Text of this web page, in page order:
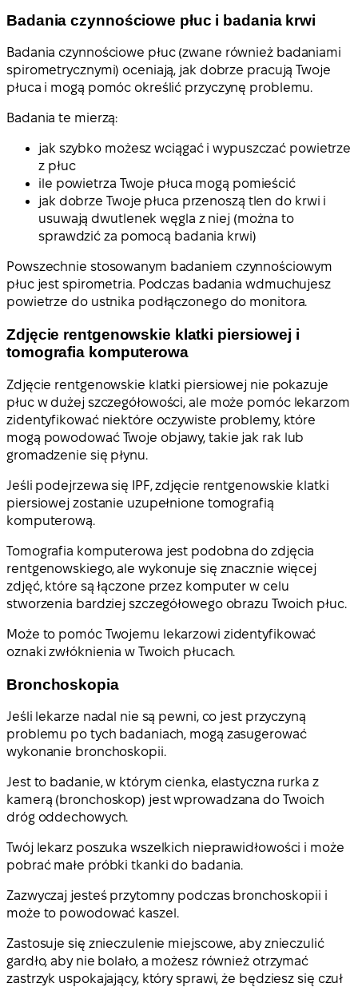
Badania czynnościowe płuc i badania krwi
Badania czynnościowe płuc (zwane również badaniami
spirometrycznymi) oceniają, jak dobrze pracują Twoje
płuca i mogą pomóc określić przyczynę problemu.
Badania te mierzą:
jak szybko możesz wciągać i wypuszczać powietrze
z płuc
ile powietrza Twoje płuca mogą pomieścić
jak dobrze Twoje płuca przenoszą tlen do krwi i
usuwają dwutlenek węgla z niej (można to
sprawdzić za pomocą badania krwi)
Powszechnie stosowanym badaniem czynnościowym
płuc jest spirometria. Podczas badania wdmuchujesz
powietrze do ustnika podłączonego do monitora.
Zdjęcie rentgenowskie klatki piersiowej i
tomografia komputerowa
Zdjęcie rentgenowskie klatki piersiowej nie pokazuje
płuc w dużej szczegółowości, ale może pomóc lekarzom
zidentyfikować niektóre oczywiste problemy, które
mogą powodować Twoje objawy, takie jak rak lub
gromadzenie się płynu.
Jeśli podejrzewa się IPF, zdjęcie rentgenowskie klatki
piersiowej zostanie uzupełnione tomografią
komputerową.
Tomografia komputerowa jest podobna do zdjęcia
rentgenowskiego, ale wykonuje się znacznie więcej
zdjęć, które są łączone przez komputer w celu
stworzenia bardziej szczegółowego obrazu Twoich płuc.
Może to pomóc Twojemu lekarzowi zidentyfikować
oznaki zwłóknienia w Twoich płucach.
Bronchoskopia
Jeśli lekarze nadal nie są pewni, co jest przyczyną
problemu po tych badaniach, mogą zasugerować
wykonanie bronchoskopii.
Jest to badanie, w którym cienka, elastyczna rurka z
kamerą (bronchoskop) jest wprowadzana do Twoich
dróg oddechowych.
Twój lekarz poszuka wszelkich nieprawidłowości i może
pobrać małe próbki tkanki do badania.
Zazwyczaj jesteś przytomny podczas bronchoskopii i
może to powodować kaszel.
Zastosuje się znieczulenie miejscowe, aby znieczulić
gardło, aby nie bolało, a możesz również otrzymać
zastrzyk uspokajający, który sprawi, że będziesz się czuł